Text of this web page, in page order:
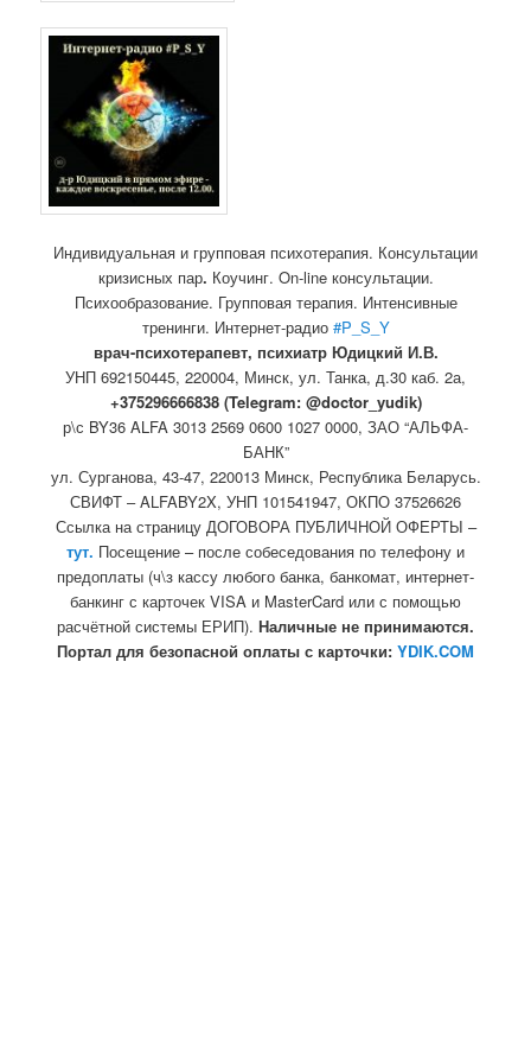
Индивидуальная и групповая психотерапия. Консультации
кризисных пар. Коучинг. On-line консультации.
Психообразование. Групповая терапия. Интенсивные
тренинги. Интернет-радио #P_S_Y
врач-психотерапевт, психиатр Юдицкий И.В.
УНП 692150445, 220004, Минск, ул. Танка, д.30 каб. 2а,
+375296666838 (Telegram: @doctor_yudik)
р\с BY36 ALFA 3013 2569 0600 1027 0000, ЗАО “АЛЬФА-
БАНК”
ул. Сурганова, 43-47, 220013 Минск, Республика Беларусь.
СВИФТ – ALFABY2X, УНП 101541947, ОКПО 37526626
Ссылка на страницу ДОГОВОРА ПУБЛИЧНОЙ ОФЕРТЫ –
тут. Посещение – после собеседования по телефону и
предоплаты (ч\з кассу любого банка, банкомат, интернет-
банкинг с карточек VISA и MasterCard или с помощью
расчётной системы ЕРИП). Наличные не принимаются.
Портал для безопасной оплаты с карточки: YDIK.COM